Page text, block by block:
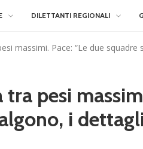
DILETTANTI REGIONALI
massimi. Pace: “Le due
tra pesi
i